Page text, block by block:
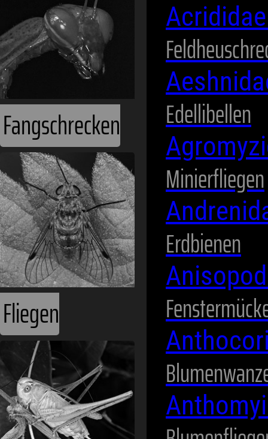
Fangschrecken
Fliegen
Edellibellen
Minierfliegen
Erdbienen